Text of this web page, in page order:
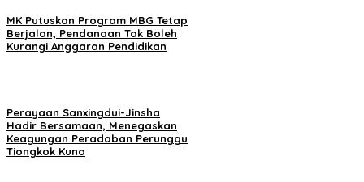
MK Putuskan Program MBG Tetap
Berjalan, Pendanaan Tak Boleh
Kurangi Anggaran Pendidikan
Perayaan Sanxingdui-Jinsha
Hadir Bersamaan, Menegaskan
Keagungan Peradaban Perunggu
Tiongkok Kuno